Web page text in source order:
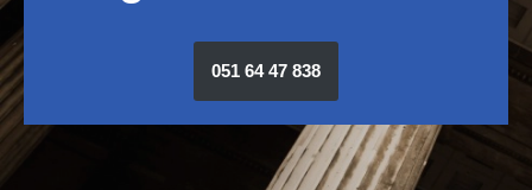
051 64 47 838